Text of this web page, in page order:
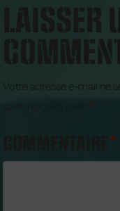
LAISSER
Votre adresse e-mail ne
sont indiqués avec*
COMMENTAIRE*